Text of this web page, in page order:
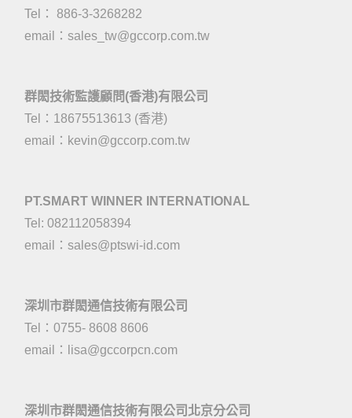
Tel： 886-3-3268282
email： sales_tw@gccorp.com.tw
群閎技術監護顧問(香港)有限公司
Tel：18675513613 (香港)
email： kevin@gccorp.com.tw
PT.SMART WINNER INTERNATIONAL
Tel: 082112058394
email： sales@ptswi-id.com
深圳市群閎通信技術有限公司
Tel：0755- 8608 8606
email：
lisa@gccorpcn.com
深圳市群閎通信技術有限公司北京分公司